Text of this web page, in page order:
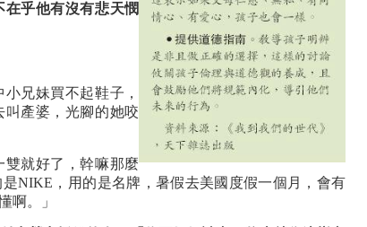
乎他有沒有悲天憫
兄妹買不起鞋子，
產婆，光腳的她咬
雙就好了，幹嘛那麼
NIKE，用的是名牌，暑假去美國度假一個月，會有
啊。」